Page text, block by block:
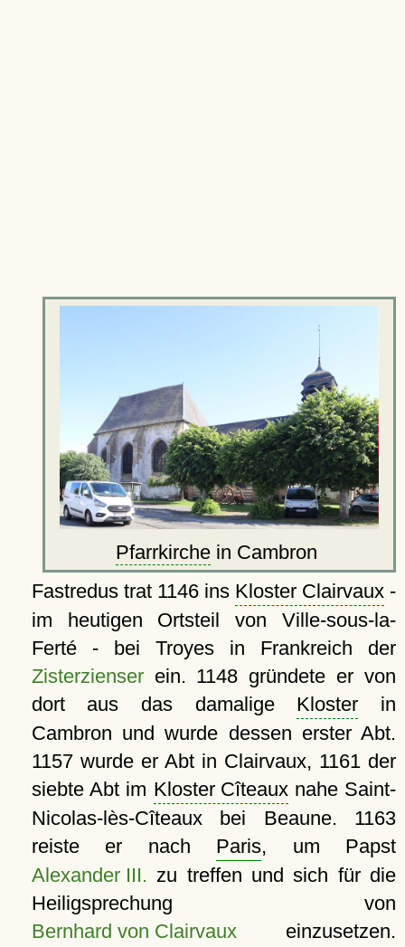
Pfarrkirche in Cambron
Fastredus trat 1146 ins Kloster Clairvaux-
im heutigen Ortsteil von Ville-sous-la-
Ferté - bei Troyes in Frankreich der
Zisterzienserein. 1148 gründete er von
dort aus das damalige Kloster in
Cambron und wurde dessen erster Abt.
1157 wurde er Abt in Clairvaux, 1161 der
siebte Abt im Kloster Cîteauxnahe Saint-
Nicolas-lès-Cîteaux bei Beaune. 1163
reiste er nach Paris, um Papst
Alexander III. zu treffen und sich für die
Heiligsprechung von
Bernhard von Clairvauxeinzusetzen.